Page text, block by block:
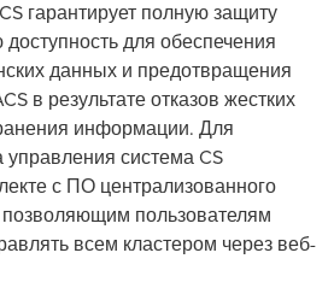
гарантирует полную защиту
для обеспечения
данных и предотвращения
в результате отказов жестких
информации. Для
управления система CS
с ПО централизованного
пользователям
всем кластером через веб-